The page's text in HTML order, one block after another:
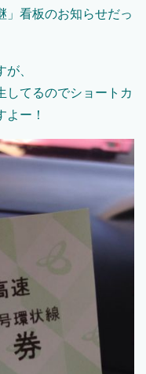
」看板のお知らせだっ
、
してるのでショートカ
ー！